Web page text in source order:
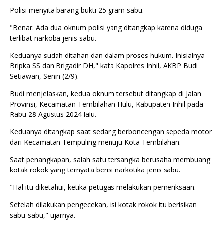
Polisi menyita barang bukti 25 gram sabu.
"Benar. Ada dua oknum polisi yang ditangkap karena diduga
terlibat narkoba jenis sabu.
Keduanya sudah ditahan dan dalam proses hukum. Inisialnya
Bripka SS dan Brigadir DH," kata Kapolres Inhil, AKBP Budi
Setiawan, Senin (2/9).
Budi menjelaskan, kedua oknum tersebut ditangkap di Jalan
Provinsi, Kecamatan Tembilahan Hulu, Kabupaten Inhil pada
Rabu 28 Agustus 2024 lalu.
Keduanya ditangkap saat sedang berboncengan sepeda motor
dari Kecamatan Tempuling menuju Kota Tembilahan.
Saat penangkapan, salah satu tersangka berusaha membuang
kotak rokok yang ternyata berisi narkotika jenis sabu.
"Hal itu diketahui, ketika petugas melakukan pemeriksaan.
Setelah dilakukan pengecekan, isi kotak rokok itu berisikan
sabu-sabu," ujarnya.